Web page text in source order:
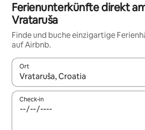
Ferienunterkünfte direkt
Vrataruša
Finde und buche einzigartige
auf Airbnb.
Ort
Wenn Ergebnisse verfügbar sind,
Check-in